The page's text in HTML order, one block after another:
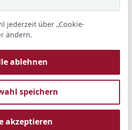
Anzahl
jederzeit über „Cookie-
ändern.
ablehnen
speichern
akzeptieren